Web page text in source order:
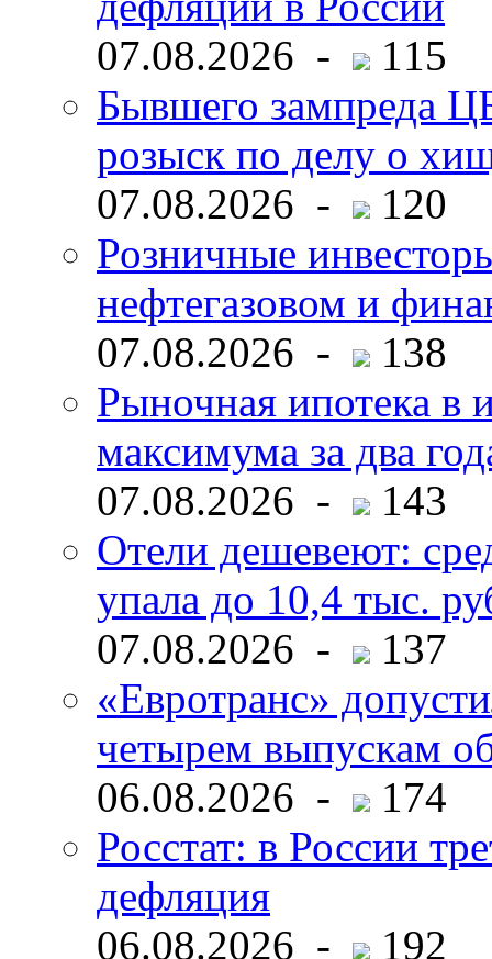
07.08.2026 -
115
Бывшего зампреда
розыск по делу о
07.08.2026 -
120
Розничные
нефтегазовом и
07.08.2026 -
138
Рыночная ипотека в
максимума за два
07.08.2026 -
143
Отели дешевеют:
упала до 10,4 тыс.
07.08.2026 -
137
«Евротранс»
четырем выпускам
06.08.2026 -
174
Росстат: в России
дефляция
06.08.2026 -
192